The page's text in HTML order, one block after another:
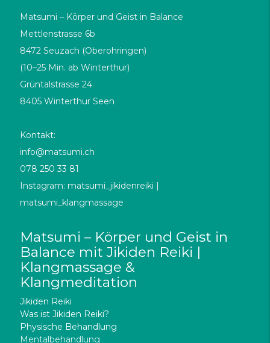
Matsumi – Körper und Geist in Balance
Mettlenstrasse 6b
8472 Seuzach (Oberohringen)
(10–25 Min. ab Winterthur)
Grüntalstrasse 24
8405 Winterthur Seen
Kontakt:
info@matsumi.ch
078 250 33 81
Instagram: matsumi_jikidenreiki |
matsumi_klangmassage
Matsumi – Körper und Geist in
Balance mit Jikiden Reiki |
Klangmassage &
Klangmeditation
Jikiden Reiki
Was ist Jikiden Reiki?
Physische Behandlung
Mentalbehandlung